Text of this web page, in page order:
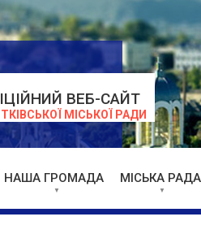
ВЕБ-САЙТ
МІСЬКОЇ РАДИ
НАША ГРОМАДА МІСЬКА РАДА